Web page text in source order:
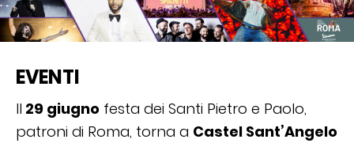
EVENTI
Il 29 giugno festa dei Santi Pietro e Paolo,
patroni di Roma, torna a Castel Sant’Angelo